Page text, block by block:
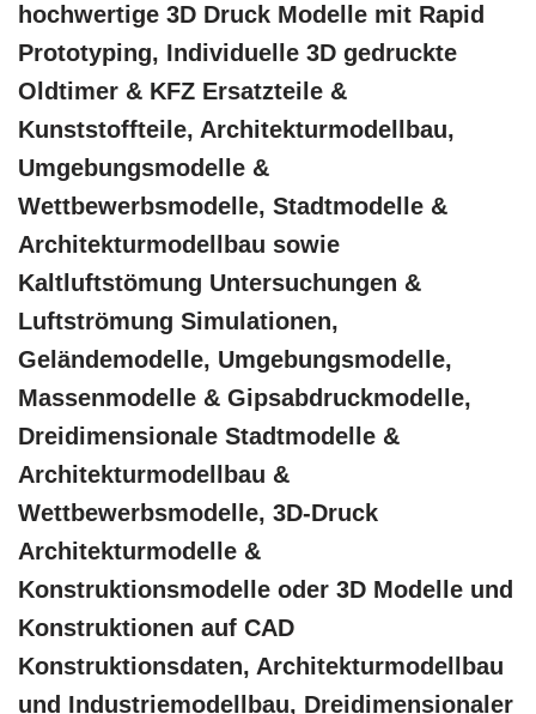
hochwertige 3D Druck Modelle mit Rapid
Prototyping, Individuelle 3D gedruckte
Oldtimer & KFZ Ersatzteile &
Kunststoffteile, Architekturmodellbau,
Umgebungsmodelle &
Wettbewerbsmodelle, Stadtmodelle &
Architekturmodellbau sowie
Kaltluftstömung Untersuchungen &
Luftströmung Simulationen,
Geländemodelle, Umgebungsmodelle,
Massenmodelle & Gipsabdruckmodelle,
Dreidimensionale Stadtmodelle &
Architekturmodellbau &
Wettbewerbsmodelle, 3D-Druck
Architekturmodelle &
Konstruktionsmodelle oder 3D Modelle und
Konstruktionen auf CAD
Konstruktionsdaten, Architekturmodellbau
und Industriemodellbau, Dreidimensionaler